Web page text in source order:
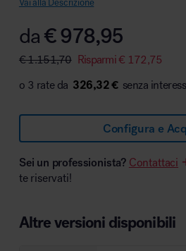
Area hospitality
Vai alla Descrizione
da€978,95
€1.151,70 Risparmi€ 172,75
326,32 €
Configura e
Sei un professionista? Contattaci
te riservati!
Altre versioni disponibili